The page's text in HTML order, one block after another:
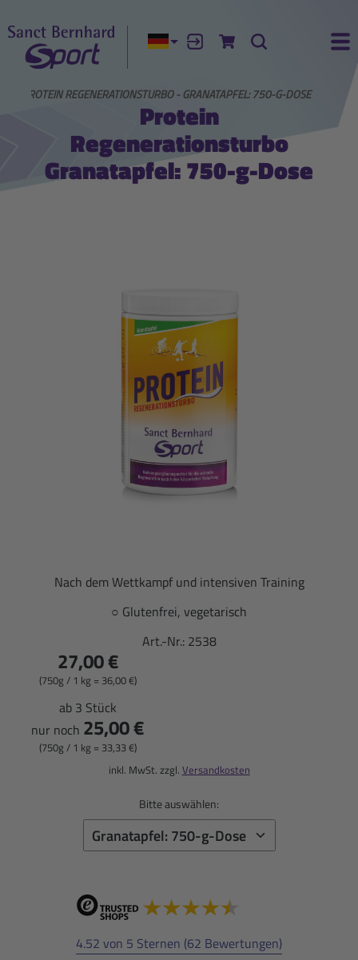
Aktuelle Sprache:
AnmeldenZum Warenkorb
Suche
PROTEIN REGENERATIONSTURBO - GRANATAPFEL: 750-G-DOSE
Protein
Regenerationsturbo
Granatapfel: 750-g-Dose
Nach dem Wettkampf und intensiven Training
○ Glutenfrei, vegetarisch
Art.-Nr.: 2538
27,00 €
(750g / 1 kg = 36,00 €)
ab 3 Stück
nur noch 25,00 €
(750g / 1 kg = 33,33 €)
inkl. MwSt. zzgl. Versandkosten
Bitte auswählen:
4.52 von 5 Sternen (62 Bewertungen)